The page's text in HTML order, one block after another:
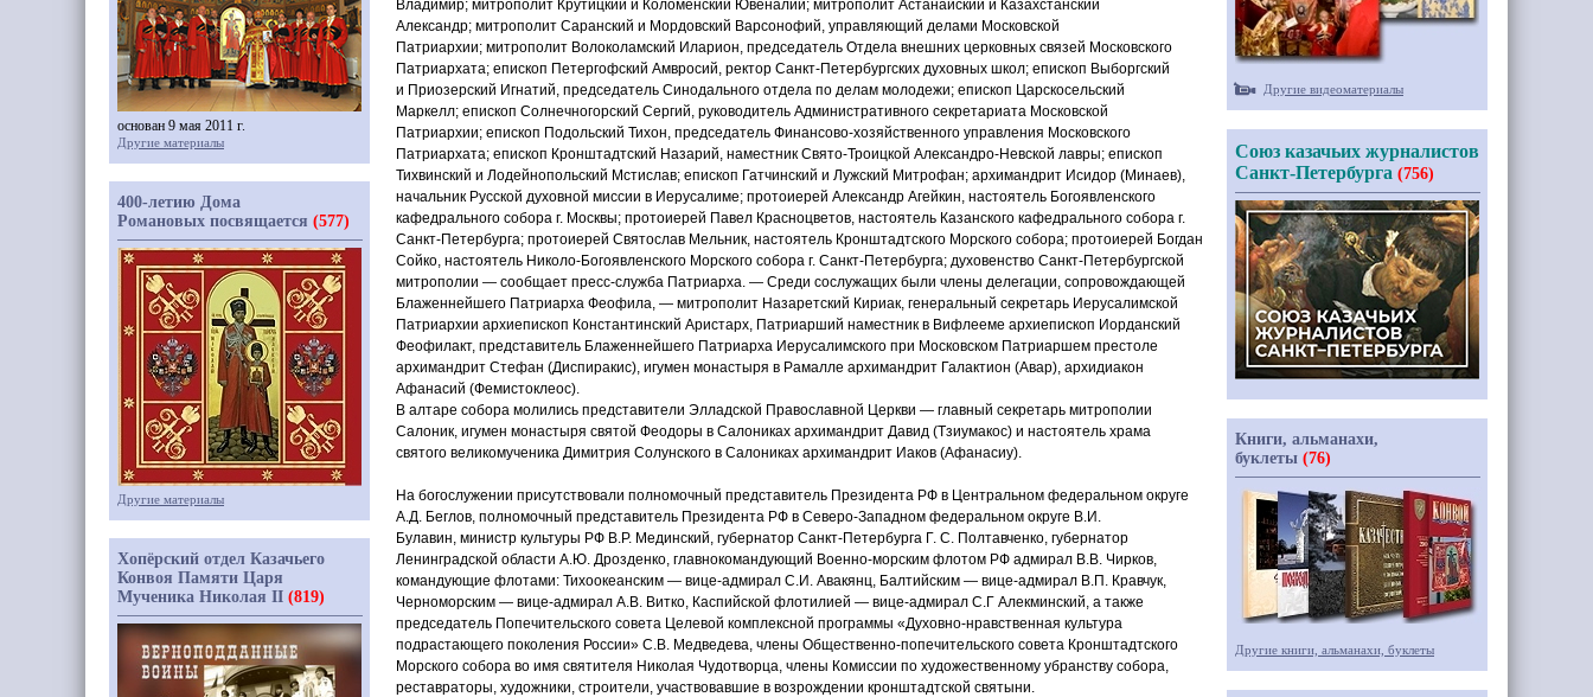
Владимир; митрополит Крутицкий и Коломенский Ювеналий; митрополит Астанайский и Казахстанский
Александр; митрополит Саранский и Мордовский Варсонофий, управляющий делами Московской
Патриархии; митрополит Волоколамский Иларион, председатель Отдела внешних церковных связей Московского
Патриархата; епископ Петергофский Амвросий, ректор Санкт-Петербургских духовных школ; епископ Выборгский
и Приозерский Игнатий, председатель Синодального отдела по делам молодежи; епископ Царскосельский
Маркелл; епископ Солнечногорский Сергий, руководитель Административного секретариата Московской
Патриархии; епископ Подольский Тихон, председатель Финансово-хозяйственного управления Московского
Патриархата; епископ Кронштадтский Назарий, наместник Свято-Троицкой Александро-Невской лавры; епископ
Тихвинский и Лодейнопольский Мстислав; епископ Гатчинский и Лужский Митрофан; архимандрит Исидор (Минаев),
начальник Русской духовной миссии в Иерусалиме; протоиерей Александр Агейкин, настоятель Богоявленского
кафедрального собора г. Москвы; протоиерей Павел Красноцветов, настоятель Казанского кафедрального собора г.
Санкт-Петербурга; протоиерей Святослав Мельник, настоятель Кронштадтского Морского собора; протоиерей Богдан
Сойко, настоятель Николо-Богоявленского Морского собора г. Санкт-Петербурга; духовенство Санкт-Петербургской
митрополии — сообщает пресс-служба Патриарха. — Среди сослужащих были члены делегации, сопровождающей
Блаженнейшего Патриарха Феофила, — митрополит Назаретский Кириак, генеральный секретарь Иерусалимской
Патриархии архиепископ Константинский Аристарх, Патриарший наместник в Вифлееме архиепископ Иорданский
Феофилакт, представитель Блаженнейшего Патриарха Иерусалимского при Московском Патриаршем престоле
архимандрит Стефан (Диспиракис), игумен монастыря в Рамалле архимандрит Галактион (Авар), архидиакон
Афанасий (Фемистоклеос).
В алтаре собора молились представители Элладской Православной Церкви — главный секретарь митрополии
Салоник, игумен монастыря святой Феодоры в Салониках архимандрит Давид (Тзиумакос) и настоятель храма
святого великомученика Димитрия Солунского в Салониках архимандрит Иаков (Афанасиу).
На богослужении присутствовали полномочный представитель Президента РФ в Центральном федеральном округе
А.Д. Беглов, полномочный представитель Президента РФ в Северо-Западном федеральном округе В.И.
Булавин, министр культуры РФ В.Р. Мединский, губернатор Санкт-Петербурга Г. С. Полтавченко, губернатор
Ленинградской области А.Ю. Дрозденко, главнокомандующий Военно-морским флотом РФ адмирал В.В. Чирков,
командующие флотами: Тихоокеанским — вице-адмирал С.И. Авакянц, Балтийским — вице-адмирал В.П. Кравчук,
Черноморским — вице-адмирал А.В. Витко, Каспийской флотилией — вице-адмирал С.Г Алекминский, а также
председатель Попечительского совета Целевой комплексной программы «Духовно-нравственная культура
подрастающего поколения России» С.В. Медведева, члены Общественно-попечительского совета Кронштадтского
Морского собора во имя святителя Николая Чудотворца, члены Комиссии по художественному убранству собора,
реставраторы, художники, строители, участвовавшие в возрождении кронштадтской святыни.
основан 9 мая 2011 г.
Другие материалы
400-летию Дома
Романовых посвящается (577)
Другие материалы
Хопёрский отдел Казачьего
Конвоя Памяти Царя
Мученика Николая II (819)
Другие видеоматериалы
Союз казачьих журналистов
Санкт-Петербурга (756)
Книги, альманахи,
буклеты (76)
Другие книги, альманахи, буклеты